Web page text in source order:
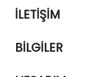
İLETIŞIM
BILGILER